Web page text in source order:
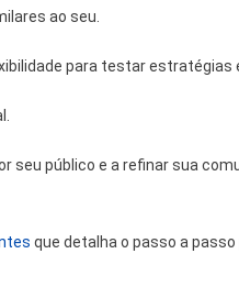
ao seu.
para testar estratégias
seu público e a refinar sua
que detalha o passo a